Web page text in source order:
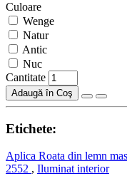
Culoare
Wenge
Natur
Antic
Nuc
Cantitate
Adaugă în Coş
Etichete:
Aplica Roata din lemn
2552 , Iluminat interior